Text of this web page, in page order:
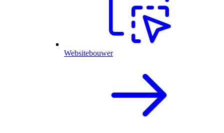
Websitebouwer